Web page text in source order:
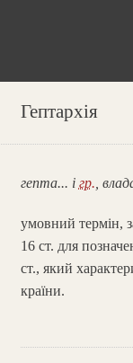
Гептархія
гепта... і гр. ,
умовний термін,
16 ст. для
ст., який
країни.